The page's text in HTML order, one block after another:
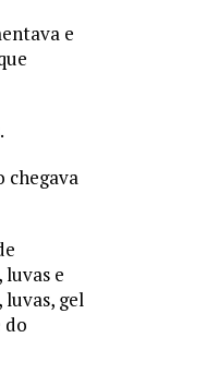
e
chegava
e
gel
do